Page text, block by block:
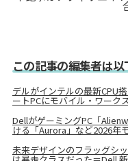
この記事の編集者は
デルがインテルの最新CPU
ートPCにモバイル・ワーク
DellがゲーミングPC「
ける「Aurora」など2026年
未来デザインのフラッグシ